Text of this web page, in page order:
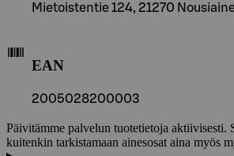
Mietoistentie 124, 21270
EAN
2005028200003
Päivitämme palvelun tuotetietoja aktiivisesti.
kuitenkin tarkistamaan ainesosat aina myös